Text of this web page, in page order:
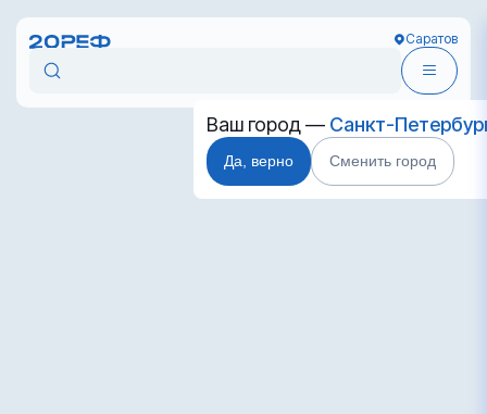
Саратов
Ваш город — Санкт-
Да, верно Сменить город